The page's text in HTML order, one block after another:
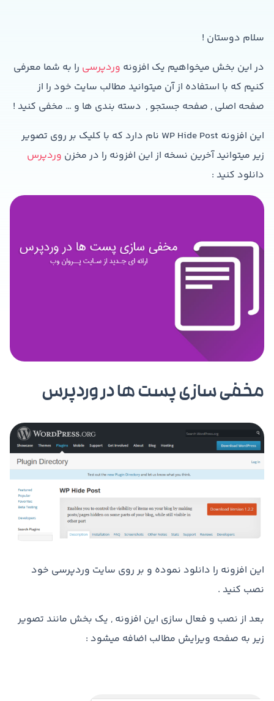
سلام دوستان !
در این بخش میخواهیم یک افزونه وردپرسی را به شما معرفی
کنیم که با استفاده از آن میتوانید مطالب سایت خود را از
صفحه اصلی , صفحه جستجو , دسته بندی ها و … مخفی کنید !
این افزونه WP Hide Post نام دارد که با کلیک بر روی تصویر
زیر میتوانید آخرین نسخه از این افزونه را در مخزن وردپرس
دانلود کنید :
مخفی سازی پست ها در وردپرس
این افزونه را دانلود نموده و بر روی سایت وردپرسی خود
نصب کنید .
بعد از نصب و فعال سازی این افزونه , یک بخش مانند تصویر
زیر به صفحه ویرایش مطالب اضافه میشود :